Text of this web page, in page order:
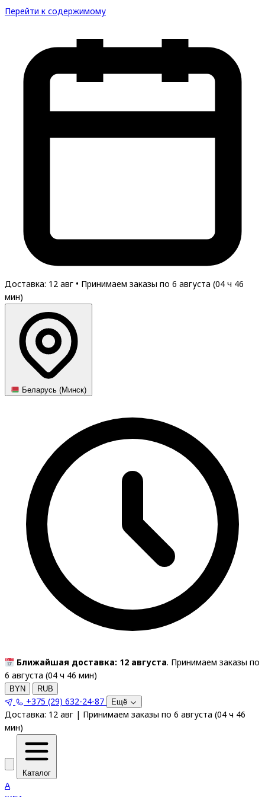
Перейти к содержимому
Доставка: 12 авг • Принимаем заказы по 6 августа (04 ч 46
мин)
Беларусь (Минск)
Ближайшая доставка: 12 августа. Принимаем заказы по
6 августа (04 ч 46 мин)
BYN RUB
+375 (29) 632-24-87 Ещё
Доставка: 12 авг | Принимаем заказы по 6 августа (04 ч 46
мин)
Каталог
A